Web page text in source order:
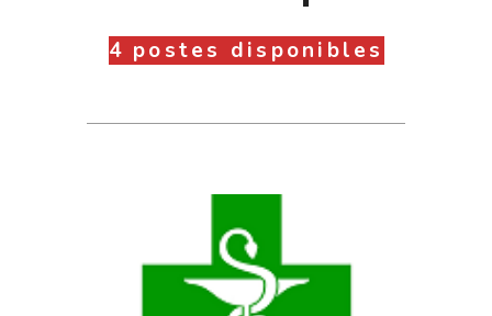
4 postes disponibles